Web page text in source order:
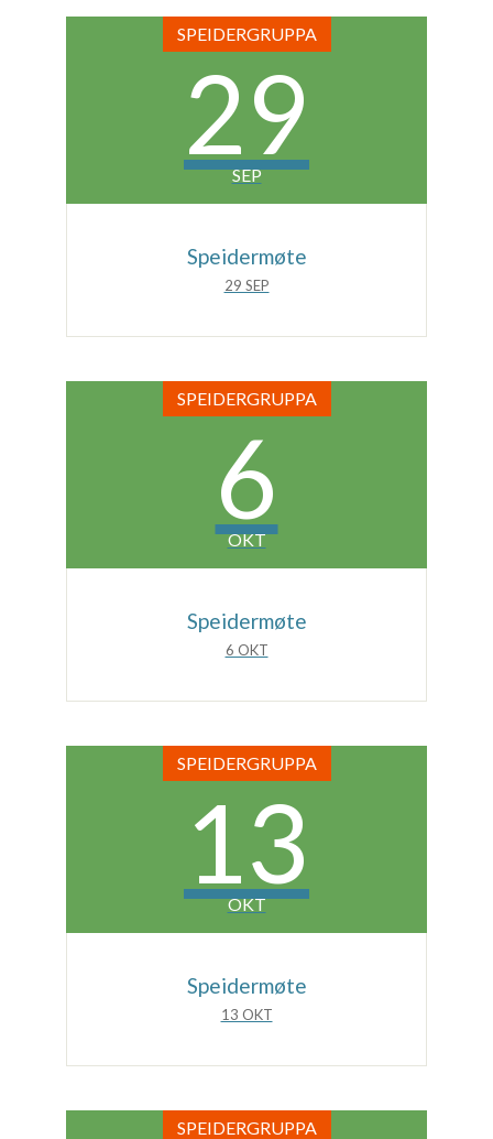
SPEIDERGRUPPA
29
SEP
Speidermøte
29 SEP
SPEIDERGRUPPA
6
OKT
Speidermøte
6 OKT
SPEIDERGRUPPA
13
OKT
Speidermøte
13 OKT
SPEIDERGRUPPA